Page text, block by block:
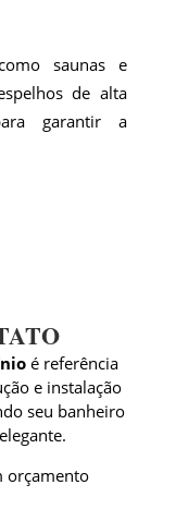
saunas e
de alta
garantir a
é referência
e instalação
seu banheiro
orçamento